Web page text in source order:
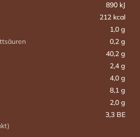
890 kJ
212 kcal
1,0 g
0,2 g
40,2 g
2,4 g
4,0 g
8,1 g
2,0 g
3,3 BE